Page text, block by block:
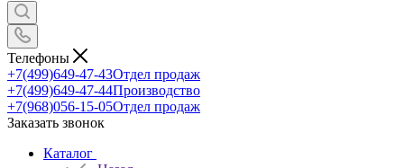
Телефоны
+7(499)649-47-43Отдел продаж
+7(499)649-47-44Производство
+7(968)056-15-05Отдел продаж
Заказать звонок
Каталог